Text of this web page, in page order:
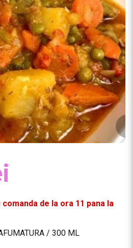
de la ora 11 pana la
/ 300 ML